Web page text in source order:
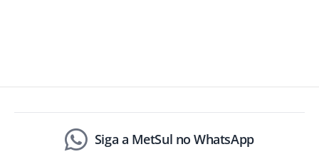
Siga a MetSul no WhatsApp